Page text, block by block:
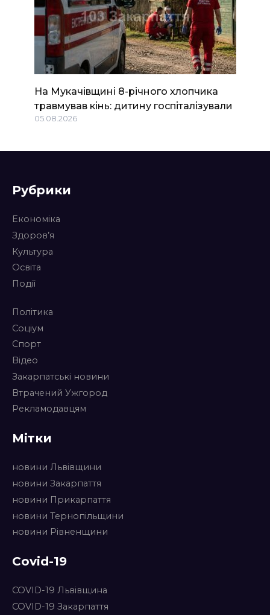
На Мукачівщині 8-річного хлопчика
травмував кінь: дитину госпіталізували
05.08.2026
Рубрики
Економіка
Здоров’я
Культура
Освіта
Події
Політика
Соціум
Спорт
Відео
Закарпатські новини
Втрачений Ужгород
Рекламодавцям
Мітки
новини Львівщини
новини Закарпаття
новини Прикарпаття
новини Тернопільщини
новини Рівненщини
Covid-19
COVID-19 Львівщина
COVID-19 Закарпаття